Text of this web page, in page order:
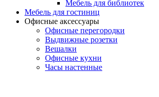
Мебель для библиотек
Мебель для гостиниц
Офисные аксессуары
Офисные перегородки
Выдвижные розетки
Вешалки
Офисные кухни
Часы настенные